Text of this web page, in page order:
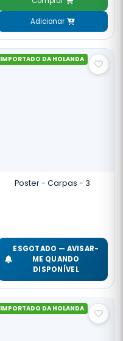
Adicionar
IMPORTADO DA HOLANDA
Poster - Carpas - 3
ESGOTADO — AVISAR-
ME QUANDO
DISPONÍVEL
IMPORTADO DA HOLANDA